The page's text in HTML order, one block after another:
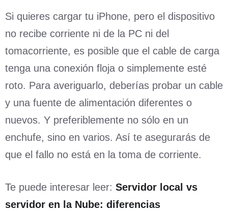
Si quieres cargar tu iPhone, pero el dispositivo
no recibe corriente ni de la PC ni del
tomacorriente, es posible que el cable de carga
tenga una conexión floja o simplemente esté
roto. Para averiguarlo, deberías probar un cable
y una fuente de alimentación diferentes o
nuevos. Y preferiblemente no sólo en un
enchufe, sino en varios. Así te asegurarás de
que el fallo no está en la toma de corriente.
Te puede interesar leer: Servidor local vs
servidor en la Nube: diferencias